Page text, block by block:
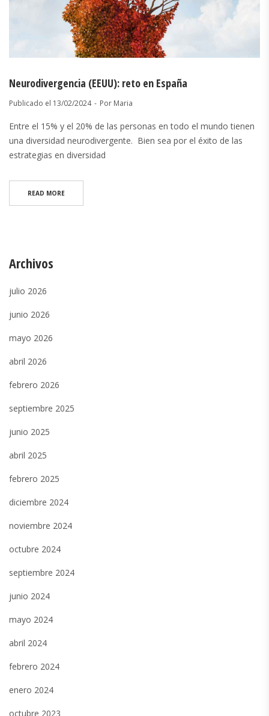
Neurodivergencia (EEUU): reto en España
Publicado el 13/02/2024 Por Maria
Entre el 15% y el 20% de las personas en todo el mundo tienen
una diversidad neurodivergente. Bien sea por el éxito de las
estrategias en diversidad
READ MORE
Archivos
julio 2026
junio 2026
mayo 2026
abril 2026
febrero 2026
septiembre 2025
junio 2025
abril 2025
febrero 2025
diciembre 2024
noviembre 2024
octubre 2024
septiembre 2024
junio 2024
mayo 2024
abril 2024
febrero 2024
enero 2024
octubre 2023